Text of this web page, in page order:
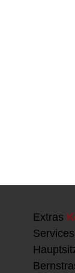
Extras
Services